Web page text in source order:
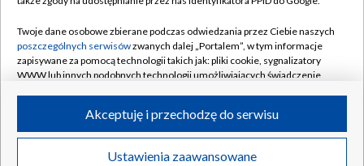
Rada Programowa
System NOS
Informacje o nadawcy
Program dla prasy
Kontakt
Kanały
©2026 Telewizja Polska S.A. w likwidacji
Twoje dane osobowe zbierane podczas odwiedzania przez Ciebie naszych
poszczególnych serwisówzwanych dalej „Portalem”, w tym informacje
zapisywane za pomocą technologii takich jak: pliki cookie, sygnalizatory
WWW lub innych podobnych technologii umożliwiających świadczenie
ruchu w Internecie.
Twoje dane osobowe zbierane podczas odwiedzania przez Ciebie
Ustawienia zaawansowane
Akceptuję i przechodzę do serwisu